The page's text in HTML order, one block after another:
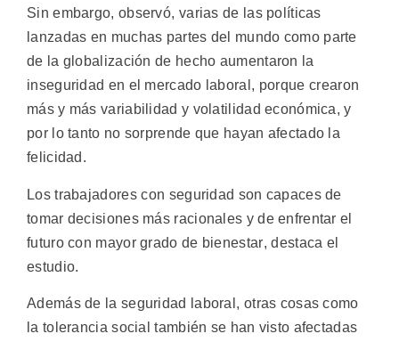
Sin embargo, observó, varias de las políticas
lanzadas en muchas partes del mundo como parte
de la globalización de hecho aumentaron la
inseguridad en el mercado laboral, porque crearon
más y más variabilidad y volatilidad económica, y
por lo tanto no sorprende que hayan afectado la
felicidad.
Los trabajadores con seguridad son capaces de
tomar decisiones más racionales y de enfrentar el
futuro con mayor grado de bienestar, destaca el
estudio.
Además de la seguridad laboral, otras cosas como
la tolerancia social también se han visto afectadas